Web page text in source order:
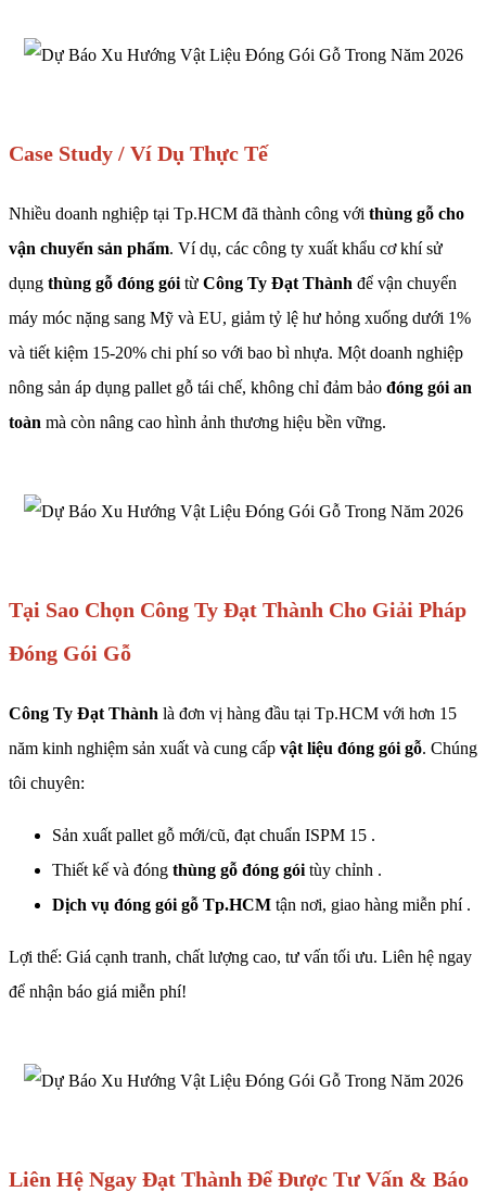
Case Study / Ví Dụ Thực Tế
Nhiều doanh nghiệp tại Tp.HCM đã thành công với thùng gỗ cho
vận chuyển sản phẩm. Ví dụ, các công ty xuất khẩu cơ khí sử
dụng thùng gỗ đóng gói từ Công Ty Đạt Thành để vận chuyển
máy móc nặng sang Mỹ và EU, giảm tỷ lệ hư hỏng xuống dưới 1%
và tiết kiệm 15-20% chi phí so với bao bì nhựa. Một doanh nghiệp
nông sản áp dụng pallet gỗ tái chế, không chỉ đảm bảo đóng gói an
toàn mà còn nâng cao hình ảnh thương hiệu bền vững.
Tại Sao Chọn Công Ty Đạt Thành Cho Giải Pháp
Đóng Gói Gỗ
Công Ty Đạt Thành là đơn vị hàng đầu tại Tp.HCM với hơn 15
năm kinh nghiệm sản xuất và cung cấp vật liệu đóng gói gỗ. Chúng
tôi chuyên:
Sản xuất pallet gỗ mới/cũ, đạt chuẩn ISPM 15 .
Thiết kế và đóng thùng gỗ đóng gói tùy chỉnh .
Dịch vụ đóng gói gỗ Tp.HCM tận nơi, giao hàng miễn phí .
Lợi thế: Giá cạnh tranh, chất lượng cao, tư vấn tối ưu. Liên hệ ngay
để nhận báo giá miễn phí!
Liên Hệ Ngay Đạt Thành Để Được Tư Vấn & Báo